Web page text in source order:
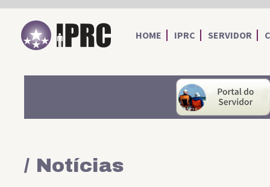
IPRC
HOME IPRC SERVIDOR
/ Notícias